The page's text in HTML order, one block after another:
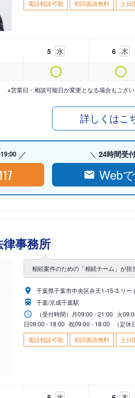
電話相談可能
初回面談無料 土日
5 水 6 木
※営業日・相談可能日が変更となる場合もござ
詳しくはこ
24時間受
Web
事務所
相続案件のための「相続チーム」が担
千葉県千葉市中央区弁天1-15-3 リー
千葉/京成千葉駅
（受付時間） 月09:00 - 21:00 火
日09:00 - 18:00 祝09:00 - 18:00
（定休
電話相談可能
初回面談無料 土日